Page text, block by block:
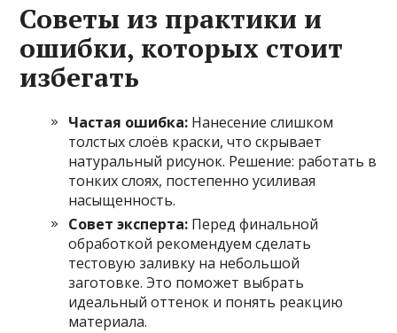
Советы из практики и
ошибки, которых стоит
избегать
Частая ошибка: Нанесение слишком
толстых слоёв краски, что скрывает
натуральный рисунок. Решение: работать в
тонких слоях, постепенно усиливая
насыщенность.
Совет эксперта: Перед финальной
обработкой рекомендуем сделать
тестовую заливку на небольшой
заготовке. Это поможет выбрать
идеальный оттенок и понять реакцию
материала.